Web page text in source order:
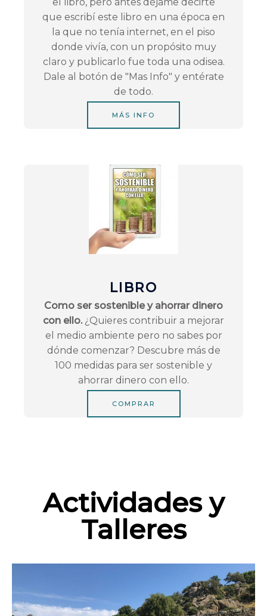
que escribí este libro en una época en
la que no tenía internet, en el piso
donde vivía, con un propósito muy
claro y publicarlo fue toda una odisea.
Dale al botón de "Mas Info" y entérate
de todo.
MÁS INFO
LIBRO
Como ser sostenible y ahorrar dinero
con ello. ¿Quieres contribuir a mejorar
el medio ambiente pero no sabes por
dónde comenzar? Descubre más de
100 medidas para ser sostenible y
ahorrar dinero con ello.
COMPRAR
Actividades y
Talleres